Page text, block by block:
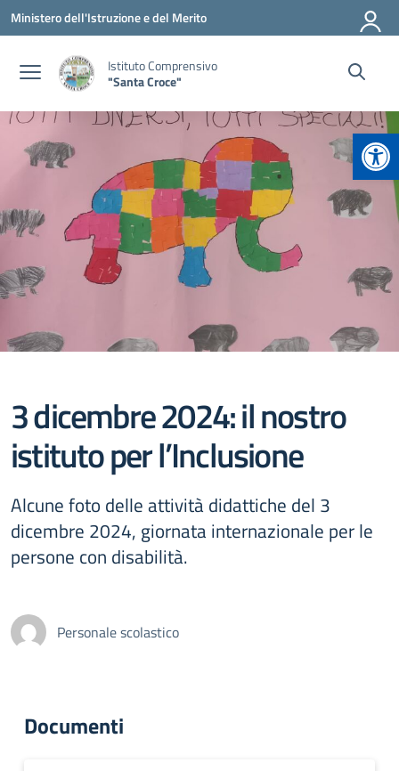
Vai ai contenuti
Vai al menu di navigazione
Vai al footer
Ministero dell'Istruzione e del Merito
Istituto Comprensivo
"Santa Croce"
3 dicembre 2024: il nostro
istituto per l’Inclusione
Alcune foto delle attività didattiche del 3
dicembre 2024, giornata internazionale per le
persone con disabilità.
Personale scolastico
Documenti